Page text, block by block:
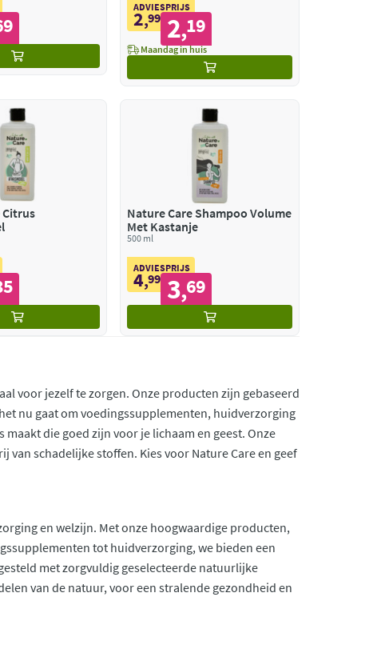
ADVIESPRIJS
2,99 2,19
Maandag in huis
Citrus
Nature Care Shampoo Volume
Met Kastanje
500 ml
ADVIESPRIJS
4,99 3,69
voor jezelf te zorgen. Onze producten zijn gebaseerd
nu gaat om voedingssupplementen, huidverzorging
die goed zijn voor je lichaam en geest. Onze
schadelijke stoffen. Kies voor Nature Care en geef
en welzijn. Met onze hoogwaardige producten,
tot huidverzorging, we bieden een
met zorgvuldig geselecteerde natuurlijke
van de natuur, voor een stralende gezondheid en